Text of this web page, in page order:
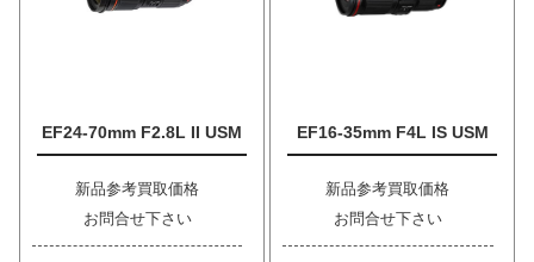
EF24-70mm F2.8L II USM
新品参考買取価格
お問合せ下さい
EF16-35mm F4L IS USM
新品参考買取価格
お問合せ下さい